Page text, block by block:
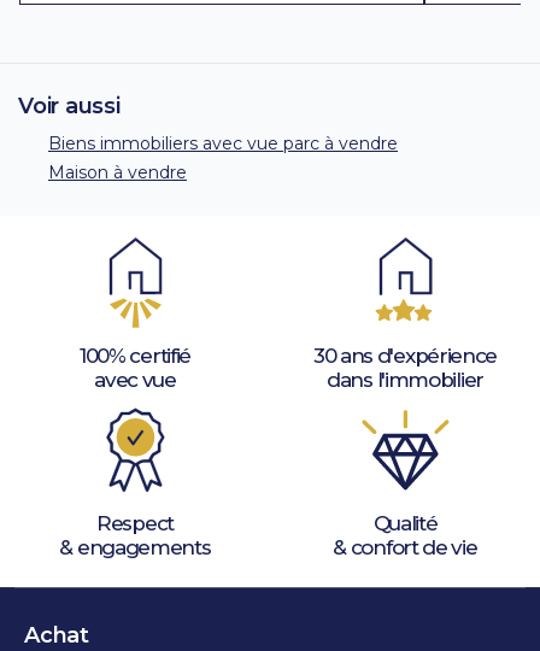
Voir aussi
Biens immobiliers avec vue parc à vendre
Maison à vendre
100% certifié
avec vue
30 ans d'expérience
dans l'immobilier
Respect
& engagements
Qualité
& confort de vie
Achat